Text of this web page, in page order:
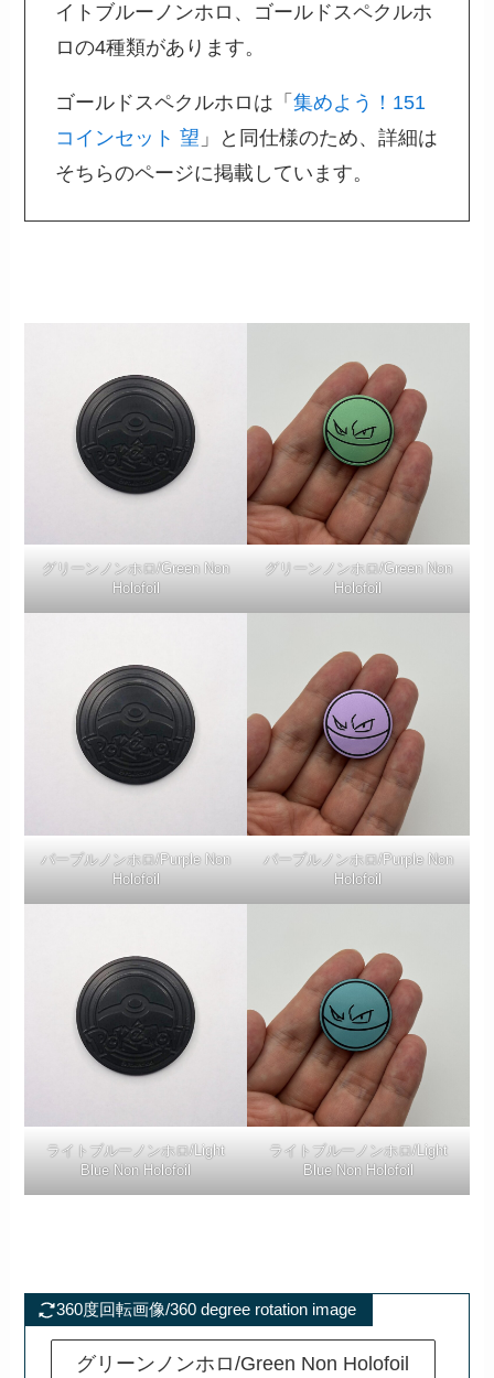
イトブルーノンホロ、ゴールドスペクルホ
ロの4種類があります。
ゴールドスペクルホロは「集めよう！151
コインセット 望 」と同仕様のため、詳細は
そちらのページに掲載しています。
グリーンノンホロ/Green Non
Holofoil
グリーンノンホロ/Green Non
Holofoil
パープルノンホロ/Purple Non
Holofoil
パープルノンホロ/Purple Non
Holofoil
ライトブルーノンホロ/Light
Blue Non Holofoil
ライトブルーノンホロ/Light
Blue Non Holofoil
360度回転画像/360 degree rotation image
グリーンノンホロ/Green Non Holofoil